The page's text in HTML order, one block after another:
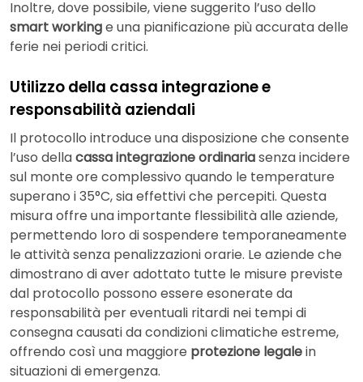
Inoltre, dove possibile, viene suggerito l’uso dello
smart workinge una pianificazione più accurata delle
ferie nei periodi critici.
Utilizzo della cassa integrazione e
responsabilità aziendali
Il protocollo introduce una disposizione che consente
l’uso dellacassa integrazione ordinariasenza incidere
sul monte ore complessivo quando le temperature
superano i 35°C, sia effettivi che percepiti. Questa
misura offre una importante flessibilità alle aziende,
permettendo loro di sospendere temporaneamente
le attività senza penalizzazioni orarie. Le aziende che
dimostrano di aver adottato tutte le misure previste
dal protocollo possono essere esonerate da
responsabilità per eventuali ritardi nei tempi di
consegna causati da condizioni climatiche estreme,
offrendo così una maggiore protezione legalein
situazioni di emergenza.